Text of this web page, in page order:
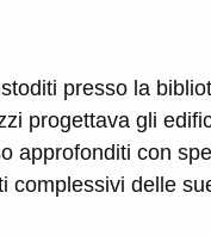
presso la
progettava gli
approfonditi con
delle